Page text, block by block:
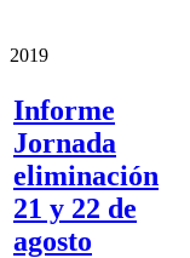
2019
Informe
Jornada
eliminación
21 y 22 de
agosto